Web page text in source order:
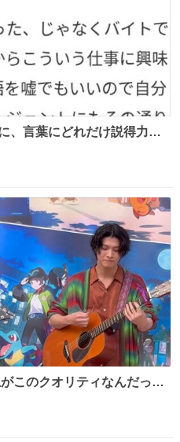
、言葉にどれだけ説得力を
本当だと信じないと相手も
在しない記憶作り出してた
このクオリティなんだって
タ」大好き！